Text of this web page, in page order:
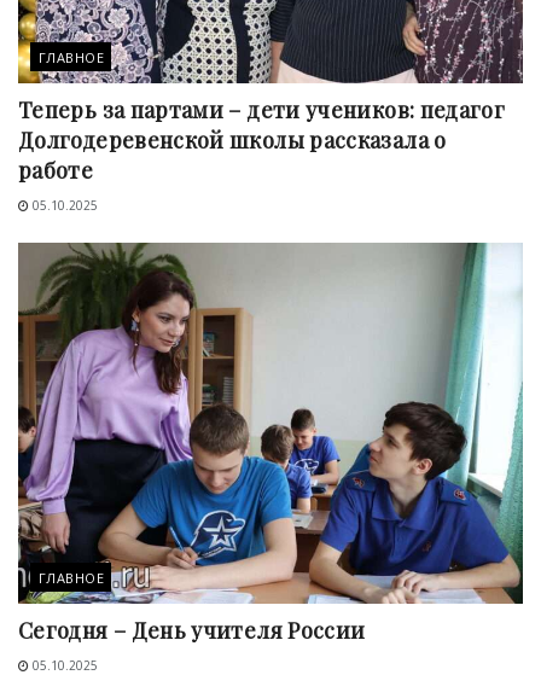
ГЛАВНОЕ
Теперь за партами – дети учеников: педагог
Долгодеревенской школы рассказала о
работе
05.10.2025
ГЛАВНОЕ
Сегодня – День учителя России
05.10.2025